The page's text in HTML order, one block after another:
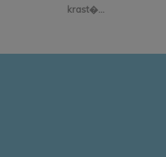
krast�...